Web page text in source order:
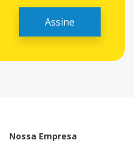
Nossa Empresa